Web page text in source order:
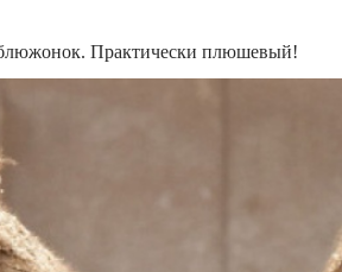
Практически плюшевый!